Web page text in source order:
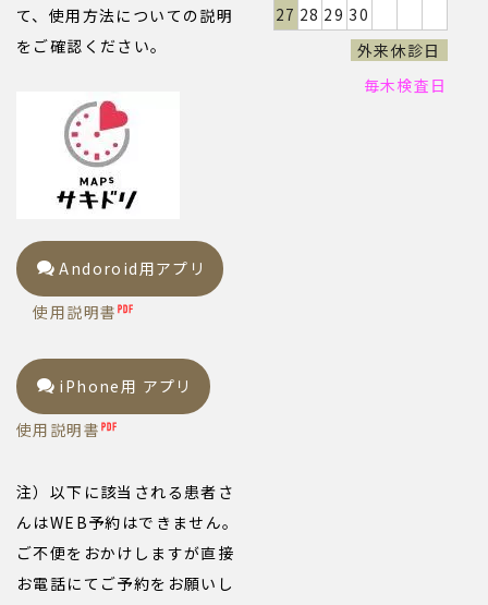
て、使用方法についての説明
をご確認ください。
Andoroid用アプリ
使用説明書
iPhone用 アプリ
使用説明書
注）以下に該当される患者さ
んはWEB予約はできません。
ご不便をおかけしますが直接
お電話にてご予約をお願いし
27 28 29 30
外来休診日
毎木検査日